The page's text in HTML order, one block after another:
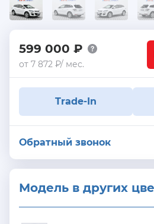
599 000 ₽
от 7 872 ₽/ мес.
Trade-In
Обратный звонок
Модель в других